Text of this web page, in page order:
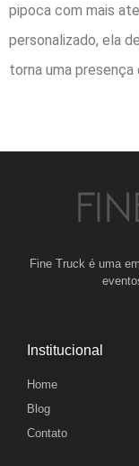
pipoca com mais
personalizado, ela
torna uma presença
Fine Truck é uma
Institucional
Home
Blog
Contato